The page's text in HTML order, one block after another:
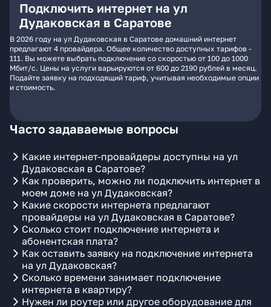
Подключить интернет на ул
Дудаковская в Саратове
В 2026 году на ул Дудаковская в Саратове домашний интернет
предлагают 4 провайдера. Общее количество доступных тарифов -
111. Вы можете выбрать подключение со скоростью от 100 до 1000
Мбит/с. Цены на услуги варьируются от 600 до 2190 рублей в месяц.
Подайте заявку на подходящий тариф, учитывая необходимые опции
и стоимость.
Часто задаваемые вопросы
Какие интернет-провайдеры доступны на ул
Дудаковская в Саратове?
Как проверить, можно ли подключить интернет в
моем доме на ул Дудаковская?
Какие скорости интернета предлагают
провайдеры на ул Дудаковская в Саратове?
Сколько стоит подключение интернета и
абонентская плата?
Как оставить заявку на подключение интернета
на ул Дудаковская?
Сколько времени занимает подключение
интернета в квартиру?
Нужен ли роутер или другое оборудование для